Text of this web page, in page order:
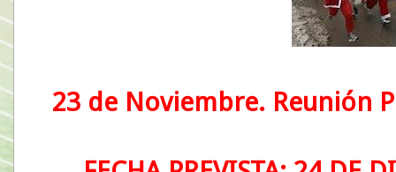
23 de Noviembre. Reunión